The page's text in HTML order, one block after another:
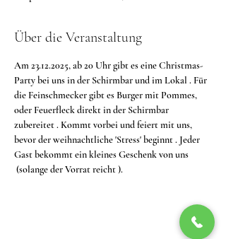
Über die Veranstaltung
Am 23.12.2025, ab 20 Uhr gibt es eine Christmas-
Party bei uns in der Schirmbar und im Lokal . Für
die Feinschmecker gibt es Burger mit Pommes,
oder Feuerfleck direkt in der Schirmbar
zubereitet . Kommt vorbei und feiert mit uns,
bevor der weihnachtliche 'Stress' beginnt . Jeder
Gast bekommt ein kleines Geschenk von uns
(solange der Vorrat reicht ).